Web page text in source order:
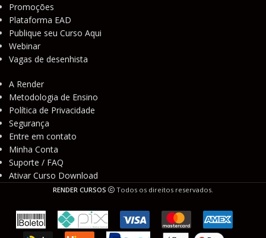
Promoções
Plataforma EAD
Publique seu Curso Aqui
Webinar
Vagas de desenhista
A Render
Metodologia de Ensino
Política de Privacidade
Segurança
Entre em contato
Minha Conta
Suporte / FAQ
Ativar Curso Download
RENDER CURSOS Todos os direitos reservados.